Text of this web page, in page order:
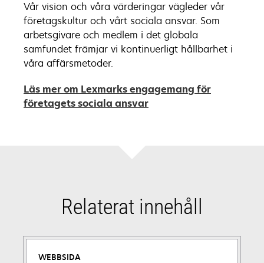
Vår vision och våra värderingar vägleder vår
företagskultur och vårt sociala ansvar. Som
arbetsgivare och medlem i det globala
samfundet främjar vi kontinuerligt hållbarhet i
våra affärsmetoder.
Läs mer om Lexmarks engagemang för
företagets sociala ansvaropens
Relaterat innehåll
WEBBSIDA